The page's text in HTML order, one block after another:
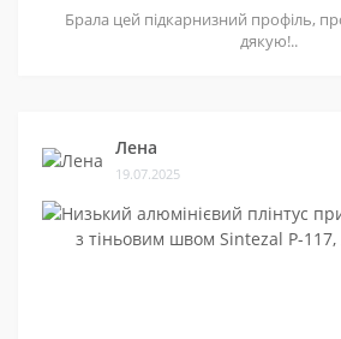
Брала цей підкарнизний профіль,
дякую!..
Лена
19.07.2025